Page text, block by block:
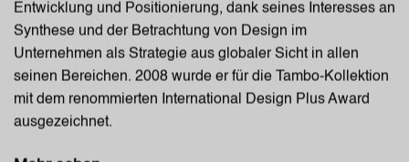
Entwicklung und Positionierung, dank seines Interesses an
Synthese und der Betrachtung von Design im
Unternehmen als Strategie aus globaler Sicht in allen
seinen Bereichen. 2008 wurde er für die Tambo-Kollektion
mit dem renommierten International Design Plus Award
ausgezeichnet.